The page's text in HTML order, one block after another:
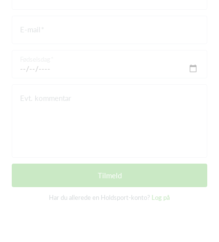
E-mail
Evt. kommentar
Tilmeld
Har du allerede en Holdsport-konto? Log på